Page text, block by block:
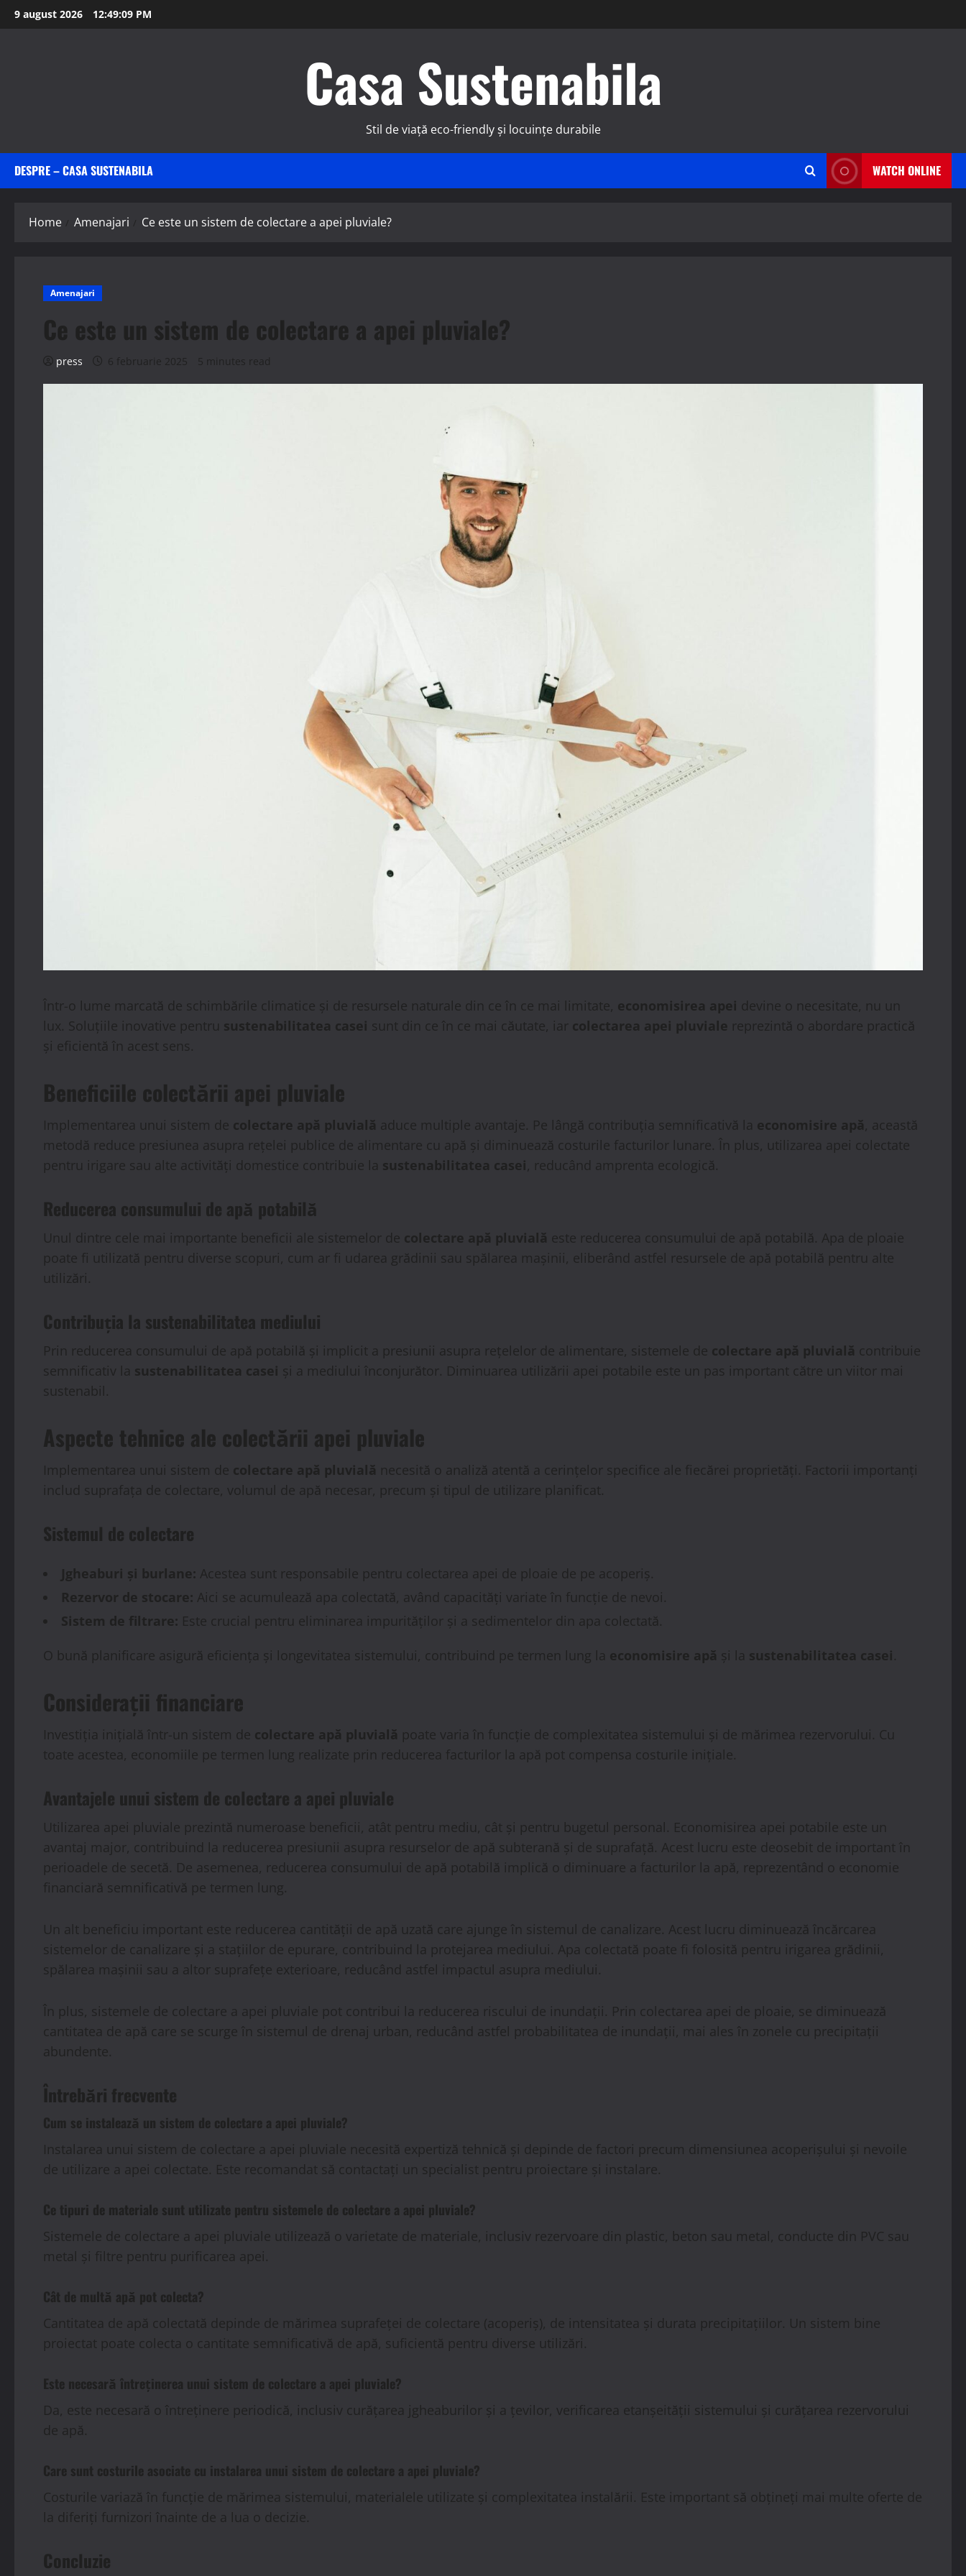
Skip
to
9 august 2026 12:49:10 PM
Casa Sustenabila
Stil de viață eco-friendly și locuințe durabile
DESPRE – CASA SUSTENABILA WATCH ONLINE
Home Amenajari Ce este un sistem de colectare a apei pluviale?
Amenajari
Ce este un sistem de colectare a apei pluviale?
press 6 februarie 2025 5 minutes read
Într-o lume marcată de schimbările climatice și de resursele naturale din ce în ce mai limitate, economisirea apei devine o necesitate, nu un
lux. Soluțiile inovative pentru sustenabilitatea casei sunt din ce în ce mai căutate, iar colectarea apei pluviale reprezintă o abordare practică
și eficientă în acest sens.
Beneficiile colectării apei pluviale
Implementarea unui sistem de colectare apă pluvială aduce multiple avantaje. Pe lângă contribuția semnificativă la economisire apă, această
metodă reduce presiunea asupra rețelei publice de alimentare cu apă și diminuează costurile facturilor lunare. În plus, utilizarea apei colectate
pentru irigare sau alte activități domestice contribuie la sustenabilitatea casei, reducând amprenta ecologică.
Reducerea consumului de apă potabilă
Unul dintre cele mai importante beneficii ale sistemelor de colectare apă pluvială este reducerea consumului de apă potabilă. Apa de ploaie
poate fi utilizată pentru diverse scopuri, cum ar fi udarea grădinii sau spălarea mașinii, eliberând astfel resursele de apă potabilă pentru alte
utilizări.
Contribuția la sustenabilitatea mediului
Prin reducerea consumului de apă potabilă și implicit a presiunii asupra rețelelor de alimentare, sistemele de colectare apă pluvială contribuie
semnificativ la sustenabilitatea casei și a mediului înconjurător. Diminuarea utilizării apei potabile este un pas important către un viitor mai
sustenabil.
Aspecte tehnice ale colectării apei pluviale
Implementarea unui sistem de colectare apă pluvială necesită o analiză atentă a cerințelor specifice ale fiecărei proprietăți. Factorii importanți
includ suprafața de colectare, volumul de apă necesar, precum și tipul de utilizare planificat.
Sistemul de colectare
Jgheaburi și burlane: Acestea sunt responsabile pentru colectarea apei de ploaie de pe acoperiș.
Rezervor de stocare: Aici se acumulează apa colectată, având capacități variate în funcție de nevoi.
Sistem de filtrare: Este crucial pentru eliminarea impurităților și a sedimentelor din apa colectată.
O bună planificare asigură eficiența și longevitatea sistemului, contribuind pe termen lung la economisire apă și la sustenabilitatea casei.
Considerații financiare
Investiția inițială într-un sistem de colectare apă pluvială poate varia în funcție de complexitatea sistemului și de mărimea rezervorului. Cu
toate acestea, economiile pe termen lung realizate prin reducerea facturilor la apă pot compensa costurile inițiale.
Avantajele unui sistem de colectare a apei pluviale
Utilizarea apei pluviale prezintă numeroase beneficii, atât pentru mediu, cât și pentru bugetul personal. Economisirea apei potabile este un
avantaj major, contribuind la reducerea presiunii asupra resurselor de apă subterană și de suprafață. Acest lucru este deosebit de important în
perioadele de secetă. De asemenea, reducerea consumului de apă potabilă implică o diminuare a facturilor la apă, reprezentând o economie
financiară semnificativă pe termen lung.
Un alt beneficiu important este reducerea cantității de apă uzată care ajunge în sistemul de canalizare. Acest lucru diminuează încărcarea
sistemelor de canalizare și a stațiilor de epurare, contribuind la protejarea mediului. Apa colectată poate fi folosită pentru irigarea grădinii,
spălarea mașinii sau a altor suprafețe exterioare, reducând astfel impactul asupra mediului.
În plus, sistemele de colectare a apei pluviale pot contribui la reducerea riscului de inundații. Prin colectarea apei de ploaie, se diminuează
cantitatea de apă care se scurge în sistemul de drenaj urban, reducând astfel probabilitatea de inundații, mai ales în zonele cu precipitații
abundente.
Întrebări frecvente
Cum se instalează un sistem de colectare a apei pluviale?
Instalarea unui sistem de colectare a apei pluviale necesită expertiză tehnică și depinde de factori precum dimensiunea acoperișului și nevoile
de utilizare a apei colectate. Este recomandat să contactați un specialist pentru proiectare și instalare.
Ce tipuri de materiale sunt utilizate pentru sistemele de colectare a apei pluviale?
Sistemele de colectare a apei pluviale utilizează o varietate de materiale, inclusiv rezervoare din plastic, beton sau metal, conducte din PVC sau
metal și filtre pentru purificarea apei.
Cât de multă apă pot colecta?
Cantitatea de apă colectată depinde de mărimea suprafeței de colectare (acoperiș), de intensitatea și durata precipitațiilor. Un sistem bine
proiectat poate colecta o cantitate semnificativă de apă, suficientă pentru diverse utilizări.
Este necesară întreținerea unui sistem de colectare a apei pluviale?
Da, este necesară o întreținere periodică, inclusiv curățarea jgheaburilor și a țevilor, verificarea etanșeității sistemului și curățarea rezervorului
de apă.
Care sunt costurile asociate cu instalarea unui sistem de colectare a apei pluviale?
Costurile variază în funcție de mărimea sistemului, materialele utilizate și complexitatea instalării. Este important să obțineți mai multe oferte de
la diferiți furnizori înainte de a lua o decizie.
Concluzie